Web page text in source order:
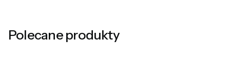
Polecane produkty